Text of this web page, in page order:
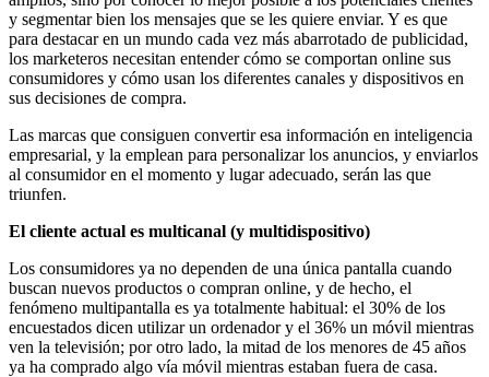
y segmentar bien los mensajes que se les quiere enviar. Y es que
para destacar en un mundo cada vez más abarrotado de publicidad,
los marketeros necesitan entender cómo se comportan online sus
consumidores y cómo usan los diferentes canales y dispositivos en
sus decisiones de compra.
Las marcas que consiguen convertir esa información en inteligencia
empresarial, y la emplean para personalizar los anuncios, y enviarlos
al consumidor en el momento y lugar adecuado, serán las que
triunfen.
El cliente actual es multicanal (y multidispositivo)
Los consumidores ya no dependen de una única pantalla cuando
buscan nuevos productos o compran online, y de hecho, el
fenómeno multipantalla es ya totalmente habitual: el 30% de los
encuestados dicen utilizar un ordenador y el 36% un móvil mientras
ven la televisión; por otro lado, la mitad de los menores de 45 años
ya ha comprado algo vía móvil mientras estaban fuera de casa.